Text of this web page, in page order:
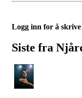
Logg inn for å
Siste fra